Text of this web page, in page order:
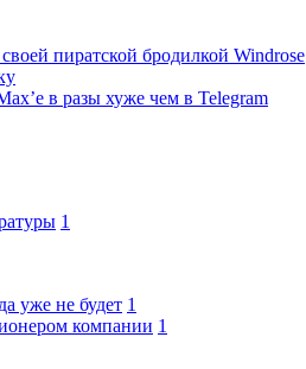
пиратской бродилкой Windrose
в разы хуже чем в Telegram
1
уже не будет 1
компании 1